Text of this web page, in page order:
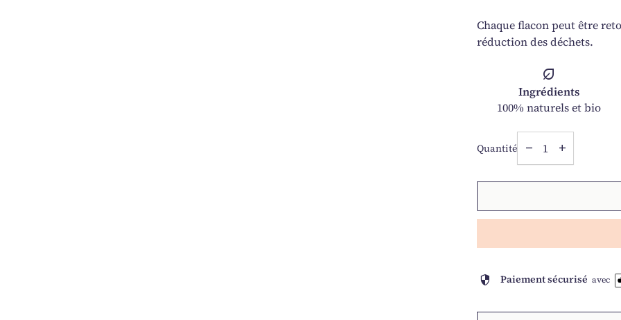
Chaque flacon peut être
réduction des déchets.
nest_eco_leaf
Ingrédients
100% naturels et bio
Quantité remove add
security Paiement sécurisé avec